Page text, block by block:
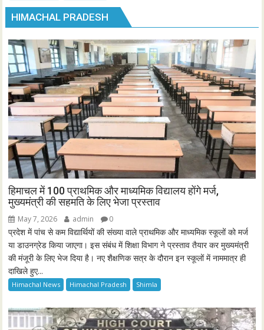
HIMACHAL PRADESH
हिमाचल में 100 प्राथमिक और माध्यमिक विद्यालय होंगे मर्ज,
मुख्यमंत्री की सहमति के लिए भेजा प्रस्ताव
May 7, 2026 admin 0
प्रदेश में पांच से कम विद्यार्थियों की संख्या वाले प्राथमिक और माध्यमिक स्कूलों को मर्ज
या डाउनग्रेड किया जाएगा। इस संबंध में शिक्षा विभाग ने प्रस्ताव तैयार कर मुख्यमंत्री
की मंजूरी के लिए भेज दिया है। नए शैक्षणिक सत्र के दौरान इन स्कूलों में नाममात्र ही
दाखिले हुए...
Himachal News Himachal Pradesh Shimla